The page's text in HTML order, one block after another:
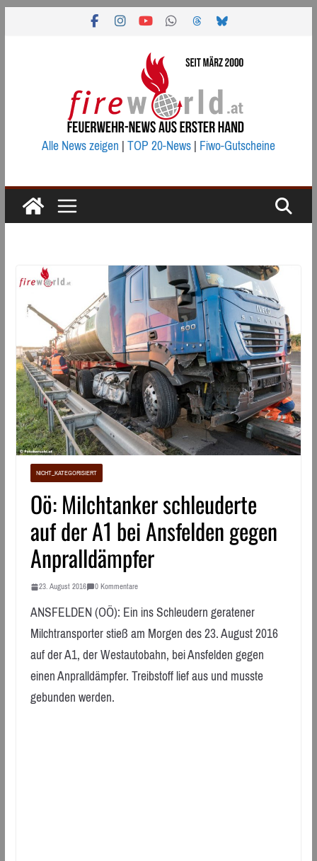
Alle News zeigen|TOP 20-News|Fiwo-Gutscheine
NICHT_KATEGORISIERT
Oö: Milchtanker schleuderte
auf der A1 bei Ansfelden gegen
Anpralldämpfer
23. August 2016 0 Kommentare
ANSFELDEN (OÖ): Ein ins Schleudern geratener
Milchtransporter stieß am Morgen des 23. August 2016
auf der A1, der Westautobahn, bei Ansfelden gegen
einen Anpralldämpfer. Treibstoff lief aus und musste
gebunden werden.